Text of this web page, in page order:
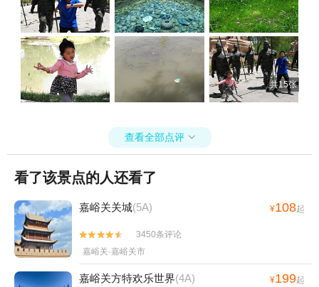
共15张
查看全部点评 
看了该景点的人还看了
嘉峪关关城(5A) ¥108起


3450条评论
嘉峪关·嘉峪关市
嘉峪关方特欢乐世界(4A) ¥199起